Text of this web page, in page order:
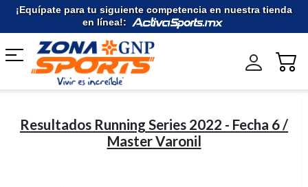
¡Equípate para tu siguiente competencia en nuestra tienda
en línea!:
Resultados Running Series 2022 - Fecha 6 /
Master Varonil